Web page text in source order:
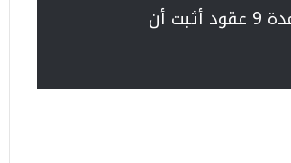
احتفاؤنا بالتأسيس تأكيد النهج الصراعيّ لحزبنا مدة 9 عقود أثبت أن